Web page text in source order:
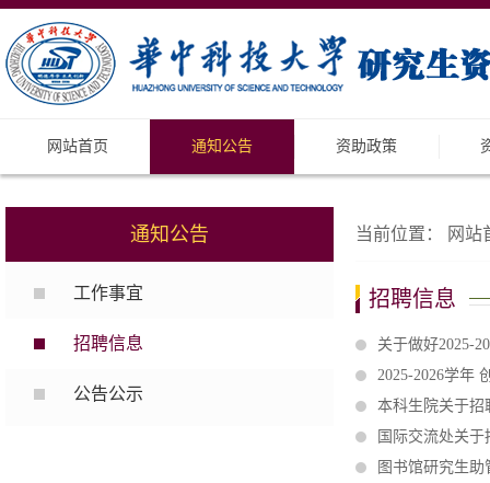
网站首页 通知公告 资助政策
通知公告
工作事宜
招聘信息
公告公示
当前位置： 网站
招聘信息
关于做好2025-
2025-2026学年
本科生院关于招
国际交流处关
图书馆研究生助